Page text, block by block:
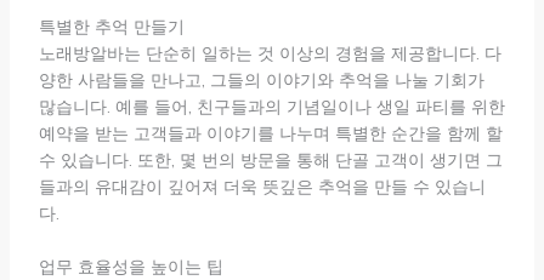
특별한 추억 만들기
노래방알바는 단순히 일하는 것 이상의 경험을 제공합니다. 다
양한 사람들을 만나고, 그들의 이야기와 추억을 나눌 기회가
많습니다. 예를 들어, 친구들과의 기념일이나 생일 파티를 위한
예약을 받는 고객들과 이야기를 나누며 특별한 순간을 함께 할
수 있습니다. 또한, 몇 번의 방문을 통해 단골 고객이 생기면 그
들과의 유대감이 깊어져 더욱 뜻깊은 추억을 만들 수 있습니
다.
업무 효율성을 높이는 팁